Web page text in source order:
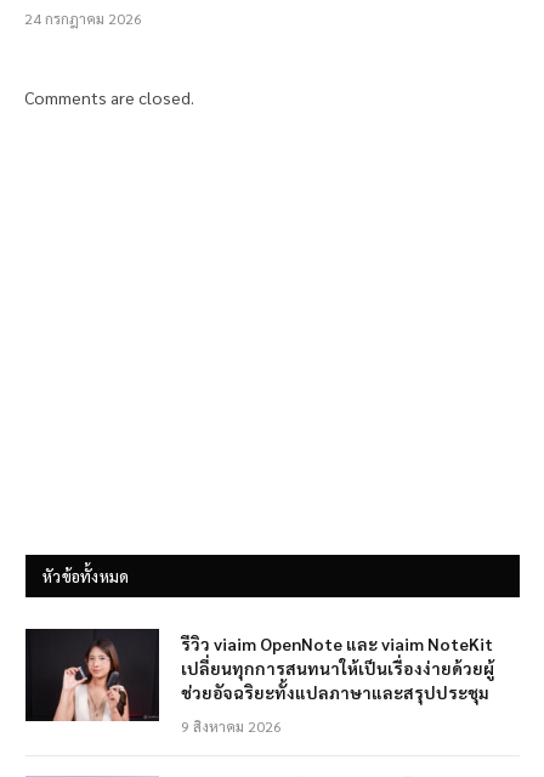
24 กรกฎาคม 2026
Comments are closed.
หัวข้อทั้งหมด
รีวิว viaim OpenNote และ viaim NoteKit
เปลี่ยนทุกการสนทนาให้เป็นเรื่องง่ายด้วยผู้
ช่วยอัจฉริยะทั้งแปลภาษาและสรุปประชุม
9 สิงหาคม 2026